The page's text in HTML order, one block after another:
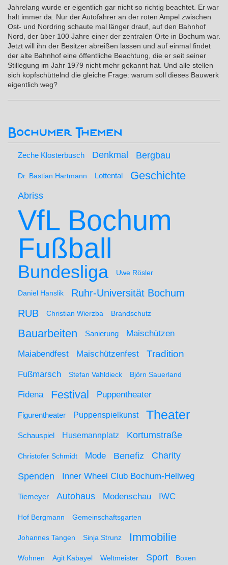
Jahrelang wurde er eigentlich gar nicht so richtig beachtet. Er war
halt immer da. Nur der Autofahrer an der roten Ampel zwischen
Ost- und Nordring schaute mal länger drauf, auf den Bahnhof
Nord, der über 100 Jahre einer der zentralen Orte in Bochum war.
Jetzt will ihn der Besitzer abreißen lassen und auf einmal findet
der alte Bahnhof eine öffentliche Beachtung, die er seit seiner
Stillegung im Jahr 1979 nicht mehr gekannt hat. Und alle stellen
sich kopfschüttelnd die gleiche Frage: warum soll dieses Bauwerk
eigentlich weg?
Bochumer Themen
Zeche Klosterbusch Denkmal Bergbau
Dr. Bastian Hartmann Lottental Geschichte
Abriss
VfL Bochum
Fußball
Bundesliga Uwe Rösler
Daniel Hanslik
Ruhr-Universität Bochum
RUB
Christian Wierzba Brandschutz
Bauarbeiten Sanierung
Maischützen
Maiabendfest
Maischützenfest Tradition
Fußmarsch Stefan Vahldieck Björn Sauerland
Fidena Festival Puppentheater
Figurentheater Puppenspielkunst Theater
Schauspiel Husemannplatz Kortumstraße
Christofer Schmidt Mode Benefiz Charity
Spenden Inner Wheel Club Bochum-Hellweg
Tiemeyer Autohaus Modenschau IWC
Hof Bergmann Gemeinschaftsgarten
Johannes Tangen Sinja Strunz Immobilie
Wohnen Agit Kabayel Weltmeister Sport Boxen